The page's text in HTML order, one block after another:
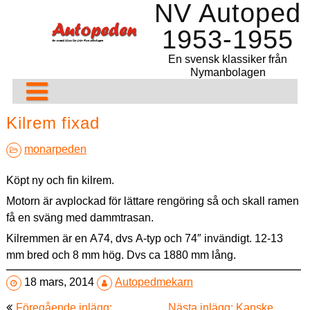
NV Autoped
1953-1955
En svensk klassiker från
Nymanbolagen
Projekt
Liten, en unik 54a
Detaljer
Framlyktan
Tekniska data Monarped 578
Renovering av Pilot FM50.1
Renovering av Pilot FM50.1 Del 1
Renovering av Pilot FM50.1 Del 2
Renovering Pilot Del 3
Frikopplingen Rex/Pilot
Reparation – Infästet på Pallas
Pallas 8/90
Monarped M55
Reservdelar
Tillbehörsbutiker – länkar
Årtalsbestämma och färger
1953
1954
NV 115
NV 117 A
1955 – 1956
NV 1115 (Crescent)
Del för del
Hjulen
Ta loss kuggkransen från bakhjulet
Bakhjul med Torpedo transportnav
Torpedonav – Isärtagning
Ram och detaljer
Avgasröret
Bensintanken
Förgasaren
BING sprängskiss
Remdrift
Köp/Sälj
Annan kuriosa
Blixt
Rambler
Blogg
Autopedigt
Kilrem fixad
monarpeden
Köpt ny och fin kilrem.
Motorn är avplockad för lättare rengöring så och skall ramen
få en sväng med dammtrasan.
Kilremmen är en A74, dvs A-typ och 74″ invändigt. 12-13
mm bred och 8 mm hög. Dvs ca 1880 mm lång.
18 mars, 2014 Autopedmekarn
Inläggsnavigering